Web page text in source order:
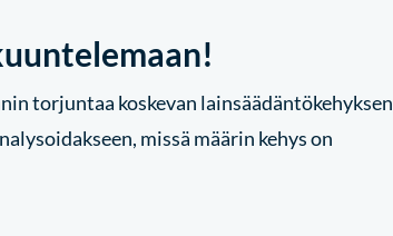
torjuntaa koskevan lainsäädäntökehyksen
missä määrin kehys on